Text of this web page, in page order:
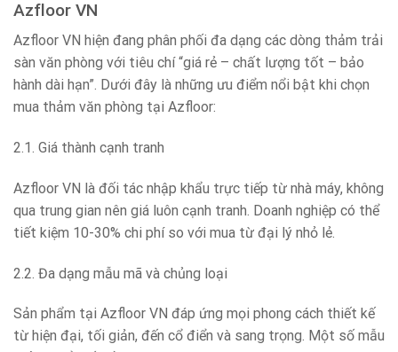
Azfloor VN
Azfloor VN hiện đang phân phối đa dạng các dòng thảm trải
sàn văn phòng với tiêu chí “giá rẻ – chất lượng tốt – bảo
hành dài hạn”. Dưới đây là những ưu điểm nổi bật khi chọn
mua thảm văn phòng tại Azfloor:
2.1. Giá thành cạnh tranh
Azfloor VN là đối tác nhập khẩu trực tiếp từ nhà máy, không
qua trung gian nên giá luôn cạnh tranh. Doanh nghiệp có thể
tiết kiệm 10-30% chi phí so với mua từ đại lý nhỏ lẻ.
2.2. Đa dạng mẫu mã và chủng loại
Sản phẩm tại Azfloor VN đáp ứng mọi phong cách thiết kế
từ hiện đại, tối giản, đến cổ điển và sang trọng. Một số mẫu